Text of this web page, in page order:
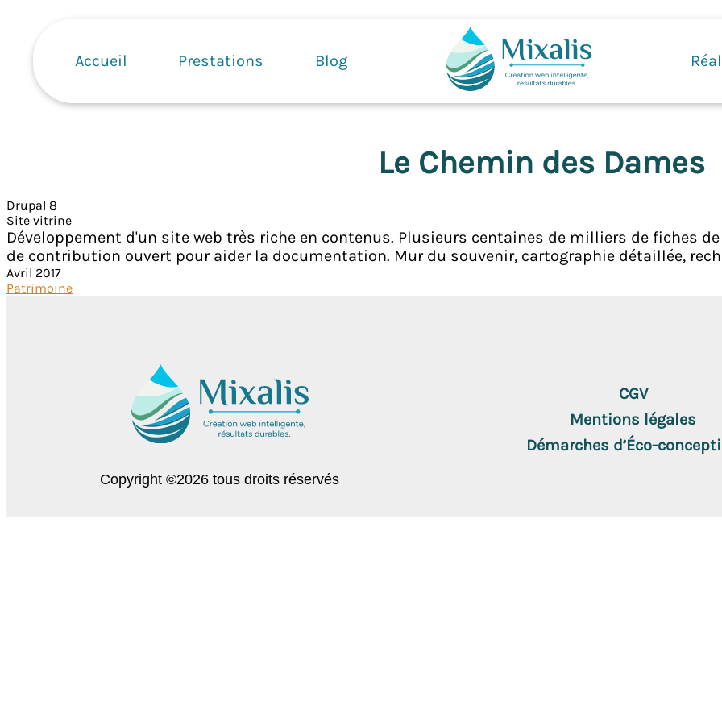
principaleAccueil Prestations Blog
Le Chemin des Dames
Drupal 8
Site vitrine
Développement d'un site web très riche en contenus. Plusieurs centaines de milliers de fiches
de contribution ouvert pour aider la documentation. Mur du souvenir, cartographie détaillée,
Avril 2017
Patrimoine
page
CGV
Mentions légales
Démarches d’Éco-
Copyright ©2026 tous droits réservés